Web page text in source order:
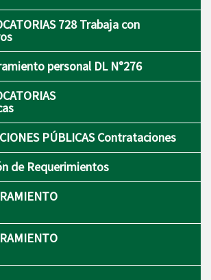
728 Trabaja con
personal DL N°276
PÚBLICAS Contrataciones
de Requerimientos